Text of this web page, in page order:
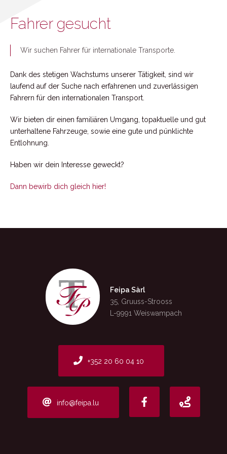
Schnelle und zuverlässige
Lieferungen
GMP-Zertifizierung
Der Umwelt zuliebe…
KONTAKT BEWIRB DICH HIER
Fahrer gesucht
Wir suchen Fahrer für internationale Transporte.
Dank des stetigen Wachstums unserer Tätigkeit, sind wir
laufend auf der Suche nach erfahrenen und zuverlässigen
Fahrern für den internationalen Transport.
Wir bieten dir einen familiären Umgang, topaktuelle und gut
unterhaltene Fahrzeuge, sowie eine gute und pünklichte
Entlohnung.
Haben wir dein Interesse geweckt?
Dann bewirb dich gleich hier!
Feipa Sàrl
35, Gruuss-Strooss
L-9991 Weiswampach
+352 20 60 04 10
info@feipa.lu